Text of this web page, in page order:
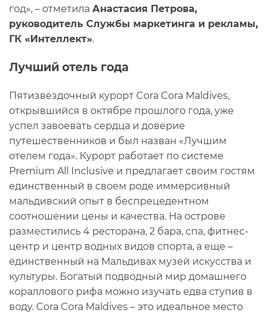
год», – отметила Анастасия Петрова,
руководитель Службы маркетинга и рекламы,
ГК «Интеллект».
Лучший отель года
Пятизвездочный курорт Cora Cora Maldives,
открывшийся в октябре прошлого года, уже
успел завоевать сердца и доверие
путешественников и был назван «Лучшим
отелем года». Курорт работает по системе
Premium All Inclusive и предлагает своим гостям
единственный в своем роде иммерсивный
мальдивский опыт в беспрецедентном
соотношении цены и качества. На острове
разместились 4 ресторана, 2 бара, спа, фитнес-
центр и центр водных видов спорта, а еще –
единственный на Мальдивах музей искусства и
культуры. Богатый подводный мир домашнего
кораллового рифа можно изучать едва ступив в
воду. Cora Cora Maldives – это идеальное место